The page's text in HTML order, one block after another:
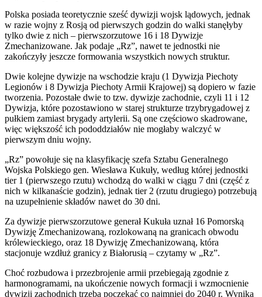
Polska posiada teoretycznie sześć dywizji wojsk lądowych, jednak
w razie wojny z Rosją od pierwszych godzin do walki stanęłyby
tylko dwie z nich – pierwszorzutowe 16 i 18 Dywizje
Zmechanizowane. Jak podaje „Rz”, nawet te jednostki nie
zakończyły jeszcze formowania wszystkich nowych struktur.
Dwie kolejne dywizje na wschodzie kraju (1 Dywizja Piechoty
Legionów i 8 Dywizja Piechoty Armii Krajowej) są dopiero w fazie
tworzenia. Pozostałe dwie to tzw. dywizje zachodnie, czyli 11 i 12
Dywizja, które pozostawiono w starej strukturze trzybrygadowej z
pułkiem zamiast brygady artylerii. Są one częściowo skadrowane,
więc większość ich pododdziałów nie mogłaby walczyć w
pierwszym dniu wojny.
„Rz” powołuje się na klasyfikację szefa Sztabu Generalnego
Wojska Polskiego gen. Wiesława Kukuły, według której jednostki
tier 1 (pierwszego rzutu) wchodzą do walki w ciągu 7 dni (część z
nich w kilkanaście godzin), jednak tier 2 (rzutu drugiego) potrzebują
na uzupełnienie składów nawet do 30 dni.
Za dywizje pierwszorzutowe generał Kukuła uznał 16 Pomorską
Dywizję Zmechanizowaną, rozlokowaną na granicach obwodu
królewieckiego, oraz 18 Dywizję Zmechanizowaną, która
stacjonuje wzdłuż granicy z Białorusią – czytamy w „Rz”.
Choć rozbudowa i przezbrojenie armii przebiegają zgodnie z
harmonogramami, na ukończenie nowych formacji i wzmocnienie
dywizji zachodnich trzeba poczekać co najmniej do 2040 r. Wynika